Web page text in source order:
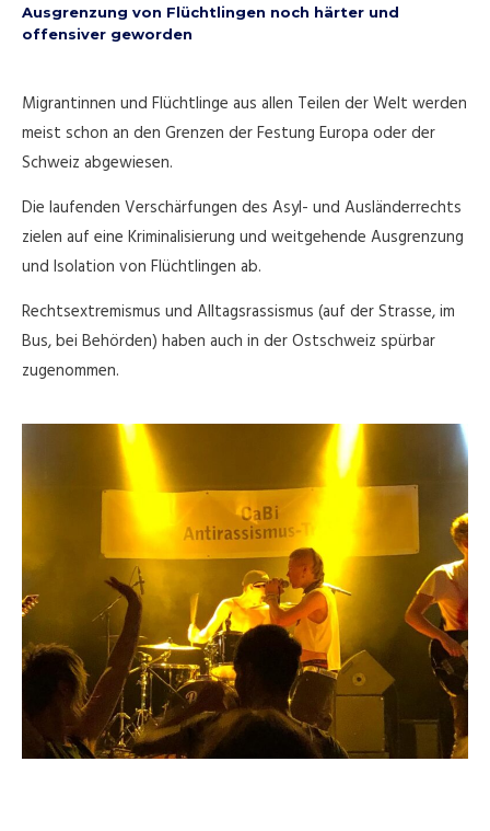
Ausgrenzung von Flüchtlingen noch härter und
offensiver geworden
Migrantinnen und Flüchtlinge aus allen Teilen der Welt werden
meist schon an den Grenzen der Festung Europa oder der
Schweiz abgewiesen.
Die laufenden Verschärfungen des Asyl- und Ausländerrechts
zielen auf eine Kriminalisierung und weitgehende Ausgrenzung
und Isolation von Flüchtlingen ab.
Rechtsextremismus und Alltagsrassismus (auf der Strasse, im
Bus, bei Behörden) haben auch in der Ostschweiz spürbar
zugenommen.